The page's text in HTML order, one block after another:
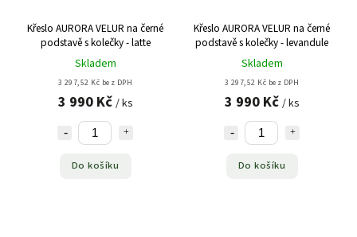
Křeslo AURORA VELUR na černé
podstavě s kolečky - latte
Skladem
3 297,52 Kč bez DPH
3 990 Kč / ks
Do košíku
Křeslo AURORA VELUR na černé
podstavě s kolečky - levandule
Skladem
3 297,52 Kč bez DPH
3 990 Kč / ks
Do košíku